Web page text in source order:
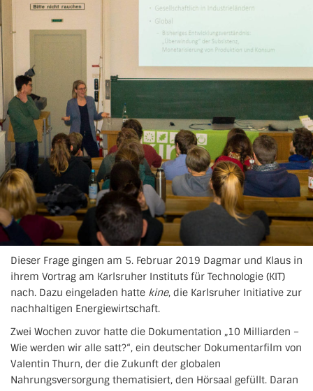
Dieser Frage gingen am 5. Februar 2019 Dagmar und Klaus in
ihrem Vortrag am Karlsruher Instituts für Technologie (KIT)
nach. Dazu eingeladen hatte kine, die Karlsruher Initiative zur
nachhaltigen Energiewirtschaft.
Zwei Wochen zuvor hatte die Dokumentation „10 Milliarden –
Wie werden wir alle satt?“, ein deutscher Dokumentarfilm von
Valentin Thurn, der die Zukunft der globalen
Nahrungsversorgung thematisiert, den Hörsaal gefüllt. Daran